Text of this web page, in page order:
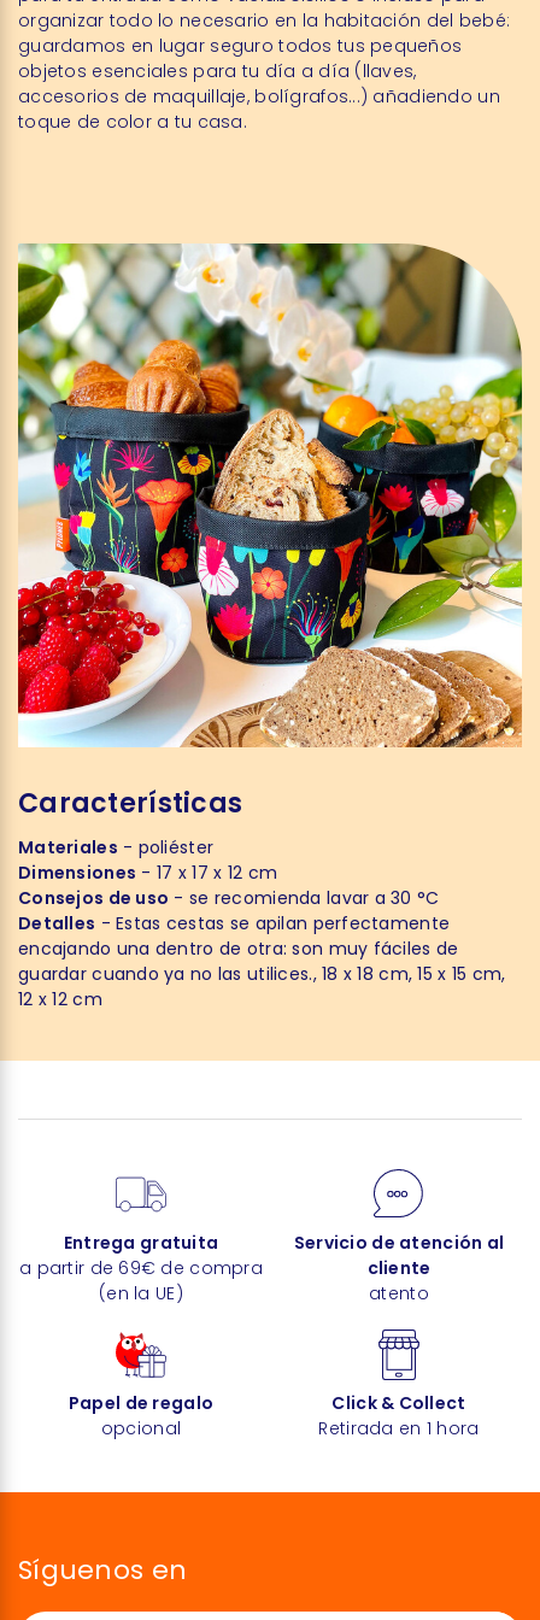
organizar todo lo necesario en la habitación del bebé:
guardamos en lugar seguro todos tus pequeños
objetos esenciales para tu día a día (llaves,
accesorios de maquillaje, bolígrafos...) añadiendo un
toque de color a tu casa.
Características
Materiales - poliéster
Dimensiones - 17 x 17 x 12 cm
Consejos de uso - se recomienda lavar a 30 °C
Detalles - Estas cestas se apilan perfectamente
encajando una dentro de otra: son muy fáciles de
guardar cuando ya no las utilices., 18 x 18 cm, 15 x 15 cm,
12 x 12 cm
Entrega gratuita
a partir de 69€ de compra
(en la UE)
Servicio de atención al
cliente
atento
Papel de regalo
opcional
Click & Collect
Retirada en 1 hora
Síguenos en